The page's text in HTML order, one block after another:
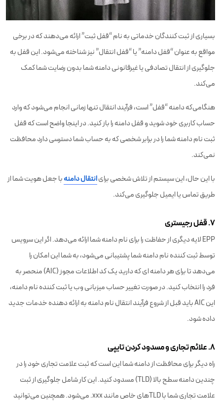
بسیاری از ثبت کنندگان خدماتی به نام “قفل ثبت” ارائه می‌دهند که در برخی
مواقع به عنوان “قفل دامنه” یا “قفل انتقال” نیز شناخته می‌شود. این قفل به
جلوگیری از انتقال تصادفی یا غیرقانونی دامنه شما بدون رضایت شما کمک
می‌کند.
هنگامی‌که دامنه “قفل” است، فرآیند انتقال تنها زمانی انجام می‌شود که وارد
حساب کاربری خود شوید و قفل دامنه را باز کنید. در اینجا واضح است که قفل
ثبت نام دامنه شما را در برابر شخصی که به حساب شما دسترسی دارد محافظت
نمی‌کند.
با این حال، این سیستم از تلاش شخصی برایانتقال دامنهبا جعل هویت شما از
طریق تماس یا ایمیل جلوگیری می‌کند.
۷. قفل رجیستری
EPP لایه دیگری از حفاظت را برای نام دامنه شما ارائه می‌دهد. اگر این سرویس
توسط ثبت کننده نام دامنه شما پشتیبانی می‌شود، به شما این امکان را
می‌دهد تا برای هر دامنه ای که دارید یک کد اطلاعات مجوز (AIC) منحصر به
فرد را انتخاب کنید. در صورت تغییر حساب میزبانی وب یا ثبت کننده نام دامنه،
این AIC باید قبل از شروع فرآیند انتقال نام دامنه به ارائه دهنده خدمات جدید
داده شود.
۸. علائم تجاری و مسدود کردن تایپی
راه دیگر برای محافظت از دامنه شما این است که ثبت علامت تجاری خود را در
چندین دامنه سطح بالا (TLD) مسدود کنید. این کار شامل جلوگیری از ثبت
علامت تجاری شما با TLDهای خاص مانند xxx. می‌شود. همچنین می‌توانید